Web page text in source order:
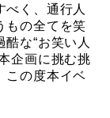
く、通行人
もの全てを笑
な“お笑い人
企画に挑む挑
この度本イベ